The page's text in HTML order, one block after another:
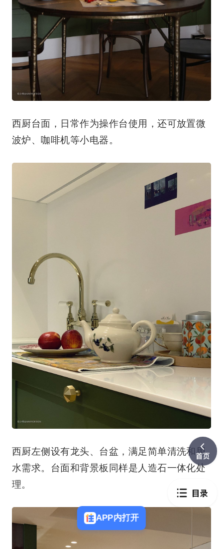
APP内打开
西厨台面，日常作为操作台使用，还可放置微
波炉、咖啡机等小电器。
西厨左侧设有龙头、台盆，满足简单清洗和用
水需求。台面和背景板同样是人造石一体化处
理。